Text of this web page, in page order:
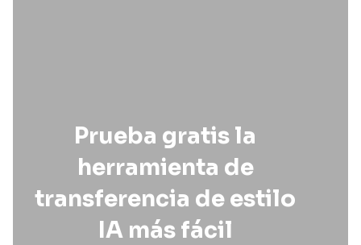
Prueba gratis la
herramienta de
transferencia de estilo
IA más fácil